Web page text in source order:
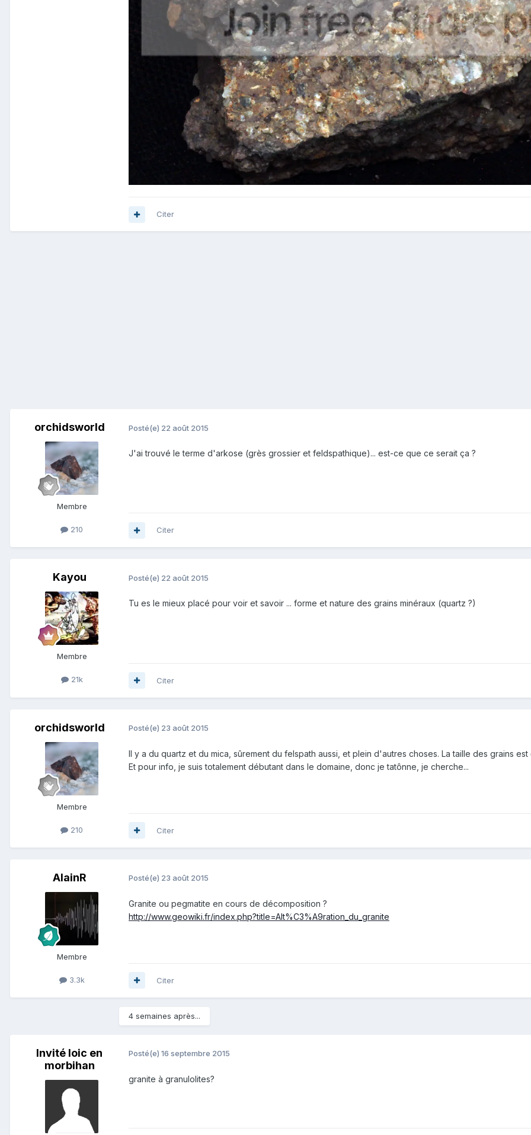
Citer
orchidsworld
Membre
210
Posté(e) 22 août 2015
J'ai trouvé le terme d'arkose (grès grossier et feldspathique)... est-ce que ce serait ça ?
Citer
Kayou
Membre
21k
Posté(e) 22 août 2015
Tu es le mieux placé pour voir et savoir ... forme et nature des grains minéraux (quartz ?)
Citer
orchidsworld
Membre
210
Posté(e) 23 août 2015
Il y a du quartz et du mica, sûrement du felspath aussi, et plein d'autres choses. La taille des grains
Et pour info, je suis totalement débutant dans le domaine, donc je tatônne, je cherche...
Citer
AlainR
Membre
3.3k
Posté(e) 23 août 2015
Granite ou pegmatite en cours de décomposition ?
http://www.geowiki.fr/index.php?title=Alt%C3%A9ration_du_granite
Citer
4 semaines après...
Invité loic en
morbihan
Posté(e) 16 septembre 2015
granite à granulolites?